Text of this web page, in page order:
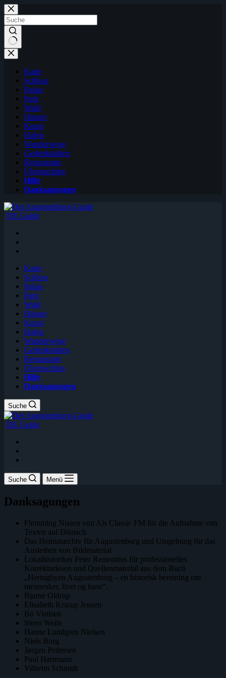
Zum
Inhalt
springen
Karte
Schloss
Palais
Park
Wald
Häuser
Kunst
Hafen
Wanderwege
Gedenkstätten
Restaurants
Übernachten
Hilfe
Danksagungen
DE Guide
Karte
Schloss
Palais
Park
Wald
Häuser
Kunst
Hafen
Wanderwege
Gedenkstätten
Restaurants
Übernachten
Hilfe
Danksagungen
Suche
DE Guide
Suche Menü
Danksagungen
Flemming Nissen von Als Classic FM für die Aufnahme von
Texten auf Dänisch
Das Heimatarchiv für Augustenburg und Umgebung für das
Ausleihen von Bildmaterial
Lokalhistoriker Peter Remontius für professionelles
Korrekturlesen und Quellenmaterial aus dem Buch
„Hertugbyen Augustenborg – en historisk beretning om
mennesker, livet og huse“.
Bjarne Oldrup
Elisabeth Krarup Jensen
Bo Vistisen
Steen Weile
Hanne Lundgren Nielsen
Niels Borg
Jørgen Pedersen
Paul Hartmann
Vilhelm Schmidt